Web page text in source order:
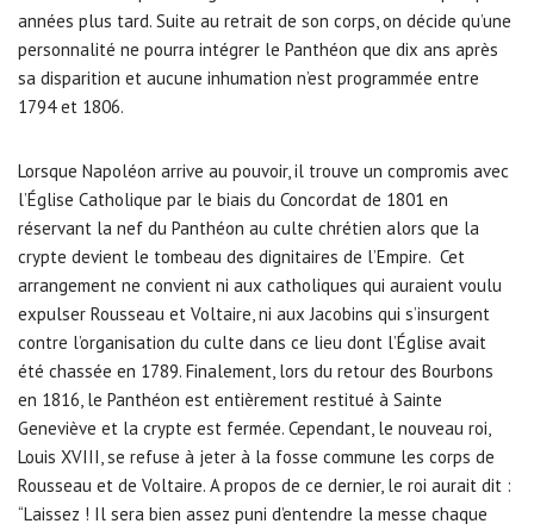
années plus tard. Suite au retrait de son corps, on décide qu’une
personnalité ne pourra intégrer le Panthéon que dix ans après
sa disparition et aucune inhumation n’est programmée entre
1794 et 1806.
Lorsque Napoléon arrive au pouvoir, il trouve un compromis avec
l’Église Catholique par le biais du Concordat de 1801 en
réservant la nef du Panthéon au culte chrétien alors que la
crypte devient le tombeau des dignitaires de l’Empire. Cet
arrangement ne convient ni aux catholiques qui auraient voulu
expulser Rousseau et Voltaire, ni aux Jacobins qui s’insurgent
contre l’organisation du culte dans ce lieu dont l’Église avait
été chassée en 1789. Finalement, lors du retour des Bourbons
en 1816, le Panthéon est entièrement restitué à Sainte
Geneviève et la crypte est fermée. Cependant, le nouveau roi,
Louis XVIII, se refuse à jeter à la fosse commune les corps de
Rousseau et de Voltaire. A propos de ce dernier, le roi aurait dit :
“Laissez ! Il sera bien assez puni d’entendre la messe chaque